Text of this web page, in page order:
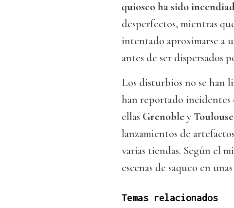
quiosco ha sido
desperfectos, mientras
intentado aproximarse a
antes de ser dispersados
Los disturbios no se han
han reportado incidentes
ellas Grenoble y Toulouse
lanzamientos de
varias tiendas. Según el
escenas de saqueo en
Temas relacionados